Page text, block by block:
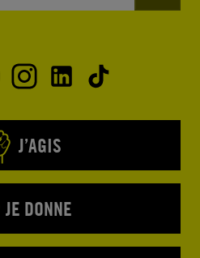
J’AGIS
JE DONNE